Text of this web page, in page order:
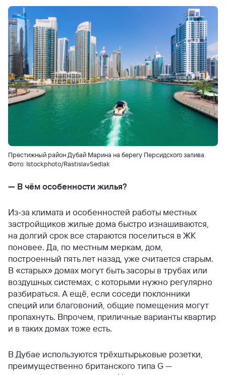
Престижный район Дубай Марина на берегу Персидского залива.
Фото: Istockphoto/RastislavSedlak
— В чём особенности жилья?
Из-за климата и особенностей работы местных
застройщиков жилые дома быстро изнашиваются,
на долгий срок все стараются поселиться в ЖК
поновее. Да, по местным меркам, дом,
построенный пять лет назад, уже считается старым.
В «старых» домах могут быть засоры в трубах или
воздушных системах, с которыми нужно регулярно
разбираться. А ещё, если соседи поклонники
специй или благовоний, общие помещения могут
пропахнуть. Впрочем, приличные варианты квартир
и в таких домах тоже есть.
В Дубае используются трёхштырьковые розетки,
преимущественно британского типа G —